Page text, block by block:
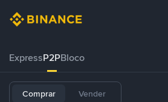
ExpressP2PBloco
Comprar Vender